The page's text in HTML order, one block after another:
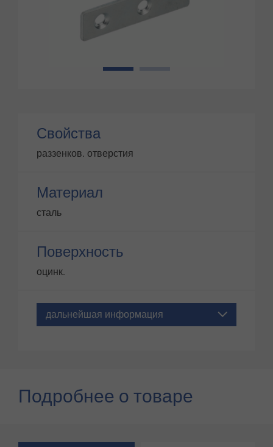
1
Свойства
раззенков. отверстия
Материал
сталь
Поверхность
оцинк.
дальнейшая информация
Подробнее о товаре